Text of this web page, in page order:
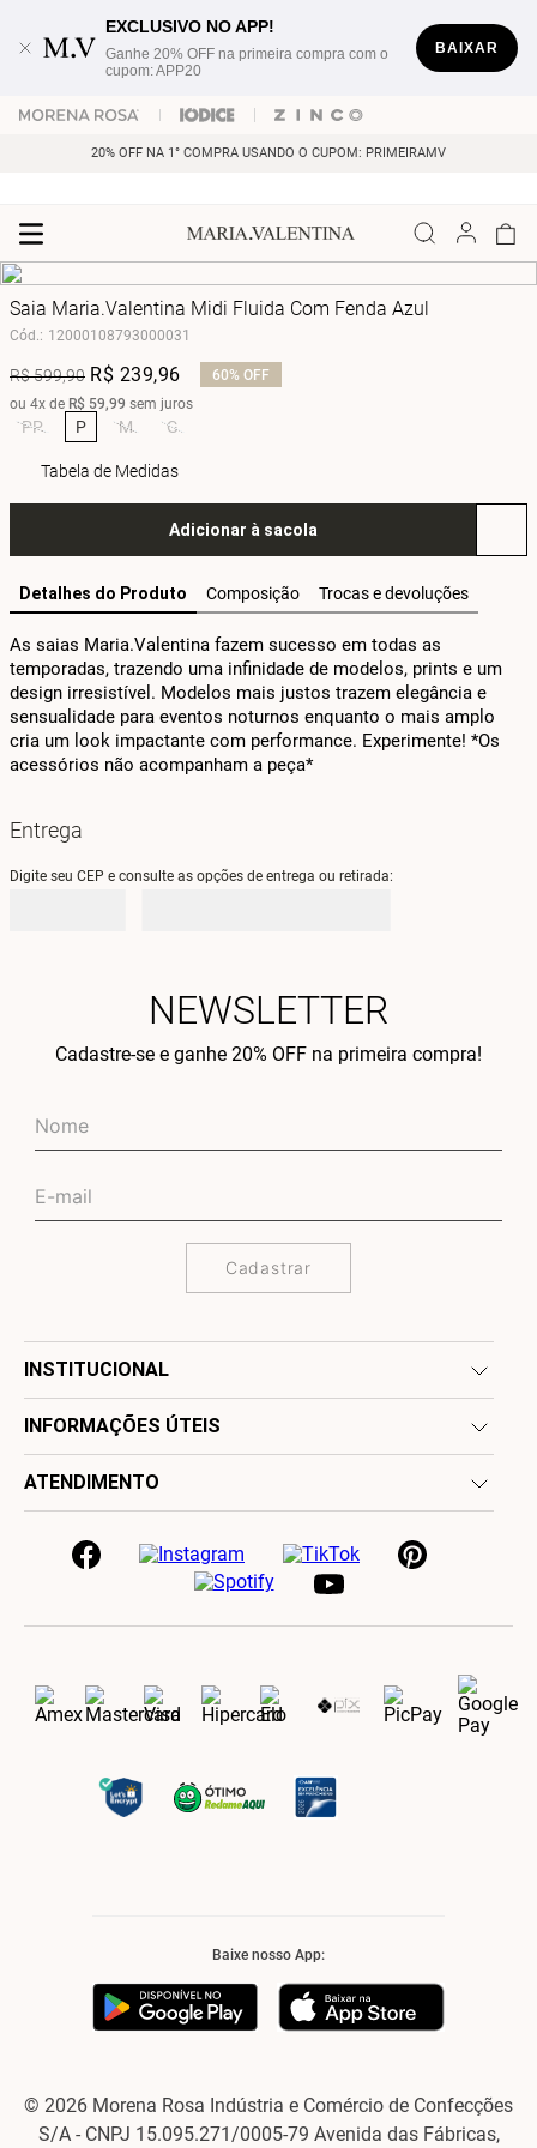
EXCLUSIVO NO APP!
Ganhe 20% OFF na primeira compra com o
cupom: APP20
BAIXAR
20% OFF NA 1° COMPRA USANDO O CUPOM: PRIMEIRAMV
Saia Maria.Valentina Midi Fluida Com Fenda Azul
Cód.: 12000108793000031
R$599,90 R$ 239,96 60% OFF
ou 4x de R$ 59,99 sem juros
PP P M G
Tabela de Medidas
Adicionar à sacola
Detalhes do Produto Composição Trocas e devoluções
As saias Maria.Valentina fazem sucesso em todas as
temporadas, trazendo uma infinidade de modelos, prints e um
design irresistível. Modelos mais justos trazem elegância e
sensualidade para eventos noturnos enquanto o mais amplo
cria um look impactante com performance. Experimente! *Os
acessórios não acompanham a peça*
Entrega
Digite seu CEP e consulte as opções de entrega ou retirada:
NEWSLETTER
Cadastre-se e ganhe 20% OFF na primeira compra!
Cadastrar
INSTITUCIONAL
INFORMAÇÕES ÚTEIS
ATENDIMENTO
Baixe nosso App:
© 2026 Morena Rosa Indústria e Comércio de Confecções
S/A - CNPJ 15.095.271/0005-79 Avenida das Fábricas,